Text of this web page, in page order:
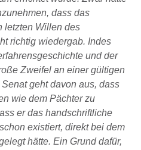
dass das
letzten Willen des
richtig wiedergab. Indes
und der
Zweifel an einer gültigen
geht davon aus, dass
wie dem Pächter zu
er das handschriftliche
existiert, direkt bei dem
hätte. Ein Grund dafür,